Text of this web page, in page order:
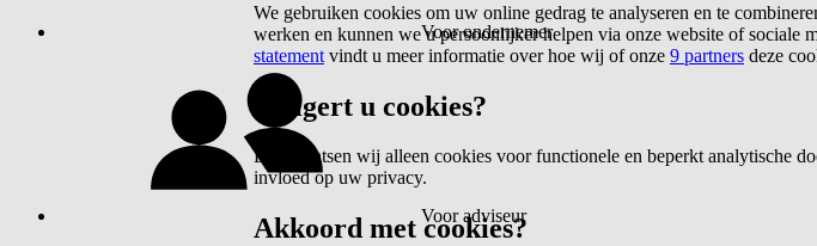
Voor ondernemer
Voor adviseur
We gebruiken cookies om uw online gedrag te analyseren en te
werken en kunnen we u persoonlijker helpen via onze website of sociale
statement vindt u meer informatie over hoe wij of onze 9 partners deze
Weigert u cookies?
Dan plaatsen wij alleen cookies voor functionele en beperkt analytische
invloed op uw privacy.
Akkoord met cookies?